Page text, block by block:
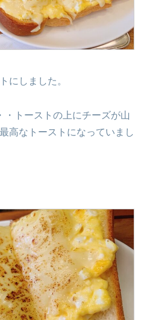
にしました。
・トーストの上にチーズが山
高なトーストになっていまし